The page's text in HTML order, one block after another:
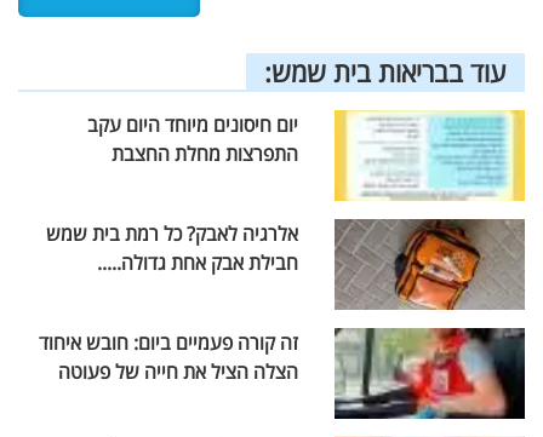
עוד בבריאות בית שמש:
יום חיסונים מיוחד היום עקב
התפרצות מחלת החצבת
אלרגיה לאבק? כל רמת בית שמש
חבילת אבק אחת גדולה.....
זה קורה פעמיים ביום: חובש איחוד
הצלה הציל את חייה של פעוטה